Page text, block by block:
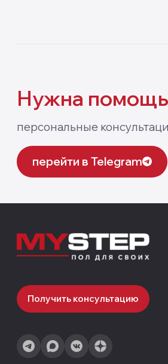
Нужна помощь
персональные
перейти в Telegram
Получить консультацию